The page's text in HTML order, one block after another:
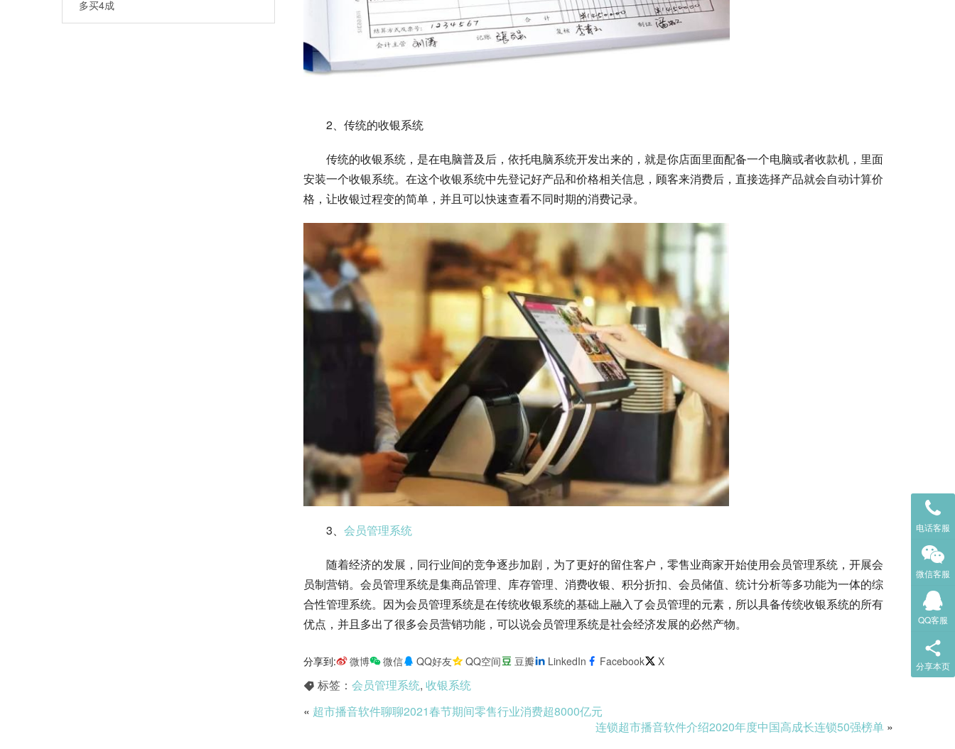
多买4成
2、传统的收银系统
传统的收银系统，是在电脑普及后，依托电脑系统开发出来的，就是你店面里面配备一个电脑或者收款机，里面
安装一个收银系统。在这个收银系统中先登记好产品和价格相关信息，顾客来消费后，直接选择产品就会自动计算价
格，让收银过程变的简单，并且可以快速查看不同时期的消费记录。
3、 会员管理系统
随着经济的发展，同行业间的竞争逐步加剧，为了更好的留住客户，零售业商家开始使用会员管理系统，开展会
员制营销。会员管理系统是集商品管理、库存管理、消费收银、积分折扣、会员储值、统计分析等多功能为一体的综
合性管理系统。因为会员管理系统是在传统收银系统的基础上融入了会员管理的元素，所以具备传统收银系统的所有
优点，并且多出了很多会员营销功能，可以说会员管理系统是社会经济发展的必然产物。
分享到: 微博 微信 QQ好友 QQ空间 豆瓣 LinkedIn Facebook X
标签： 会员管理系统, 收银系统
« 超市播音软件聊聊2021春节期间零售行业消费超8000亿元
连锁超市播音软件介绍2020年度中国高成长连锁50强榜单 »
电话客服
微信客服
QQ客服
分享本页